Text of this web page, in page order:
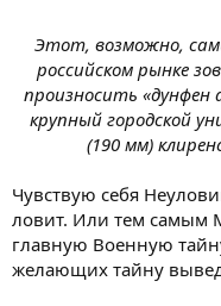
Этот, возможно,
российском рынке
произносить «дунфен
крупный городской
(190 мм)
Чувствую себя
ловит. Или тем самым
главную Военную
желающих тайну